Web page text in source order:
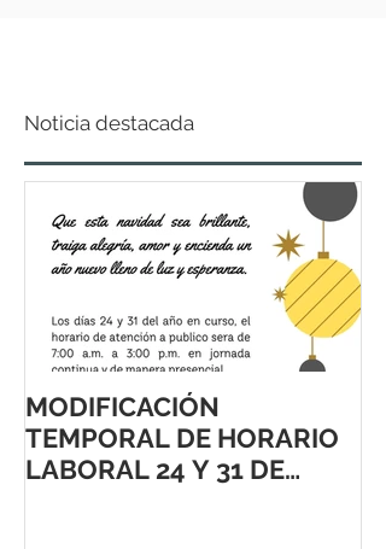
Noticia destacada
MODIFICACIÓN
TEMPORAL DE HORARIO
LABORAL 24 Y 31 DE